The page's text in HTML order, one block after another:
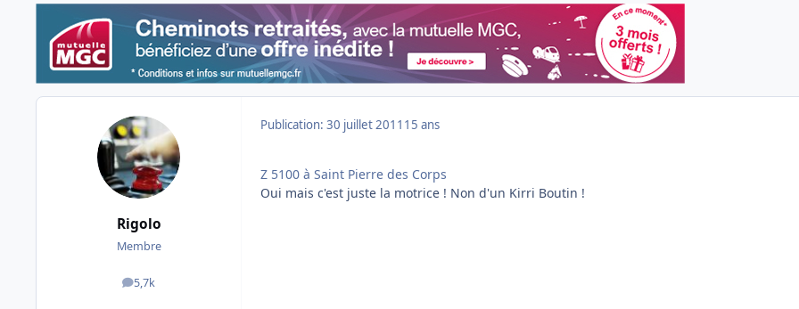
Rigolo
Membre
5,7k
messages
Publication: 30 juillet 2011 15 ans
Z 5100 à Saint Pierre des Corps
Oui mais c'est juste la motrice ! Non d'un Kirri Boutin !